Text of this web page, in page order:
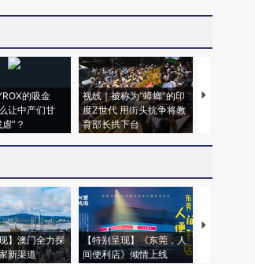
的吸金
让中产们甘
”？
视线｜被称为“蟑螂”的印
度Z世代 用街头抗争将教
育部长拱下台
视线｜“入
】澳门全力探
新渠道
【特别呈现】《东莞，人
间便利店》倾情上线
【推广】走